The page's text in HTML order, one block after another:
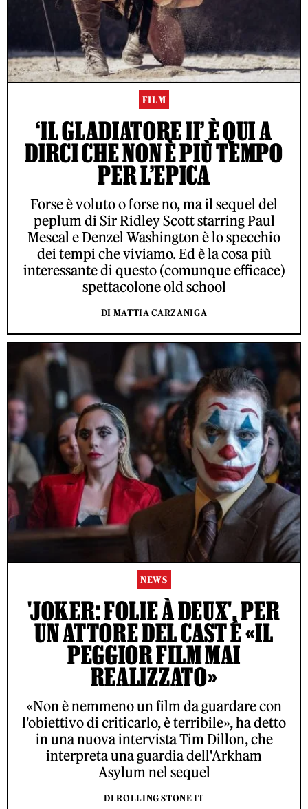
FILM
‘IL GLADIATORE II’ È QUI A
DIRCI CHE NON È PIÙ TEMPO
PER L’EPICA
Forse è voluto o forse no, ma il sequel del
peplum di Sir Ridley Scott starring Paul
Mescal e Denzel Washington è lo specchio
dei tempi che viviamo. Ed è la cosa più
interessante di questo (comunque efficace)
spettacolone old school
DI MATTIA CARZANIGA
NEWS
'JOKER: FOLIE À DEUX', PER
UN ATTORE DEL CAST È «IL
PEGGIOR FILM MAI
REALIZZATO»
«Non è nemmeno un film da guardare con
l'obiettivo di criticarlo, è terribile», ha detto
in una nuova intervista Tim Dillon, che
interpreta una guardia dell'Arkham
Asylum nel sequel
DI ROLLING STONE IT